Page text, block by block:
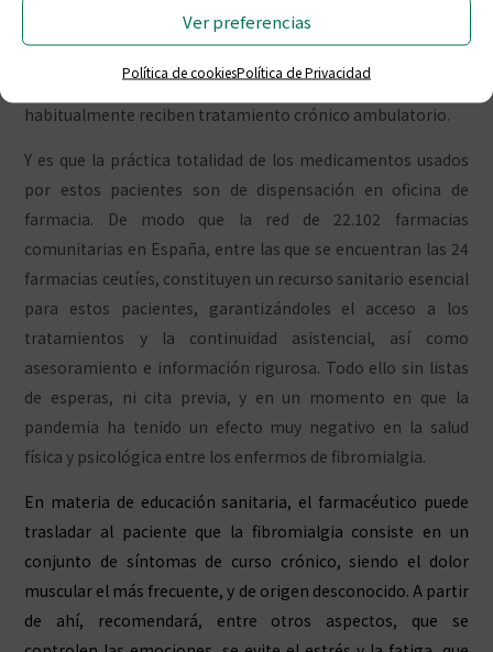
Ver preferencias
Política de cookiesPolítica de Privacidad
comorbilidades asociadas, el farmacéutico comunitario se
para los demás afectados por esta enfermedad, que
habitualmente reciben tratamiento crónico ambulatorio.
Y es que la práctica totalidad de los medicamentos usados
por estos pacientes son de dispensación en oficina de
farmacia. De modo que la red de 22.102 farmacias
comunitarias en España, entre las que se encuentran las 24
farmacias ceutíes, constituyen un recurso sanitario esencial
para estos pacientes, garantizándoles el acceso a los
tratamientos y la continuidad asistencial, así como
asesoramiento e información rigurosa. Todo ello sin listas
de esperas, ni cita previa, y en un momento en que la
pandemia ha tenido un efecto muy negativo en la salud
física y psicológica entre los enfermos de fibromialgia.
En materia de educación sanitaria, el farmacéutico puede
trasladar al paciente que la fibromialgia consiste en un
conjunto de síntomas de curso crónico, siendo el dolor
muscular el más frecuente, y de origen desconocido. A partir
de ahí, recomendará, entre otros aspectos, que se